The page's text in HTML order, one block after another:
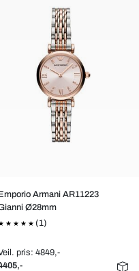
Armani AR11223
Ø28mm
(1)
pris: 4849,-